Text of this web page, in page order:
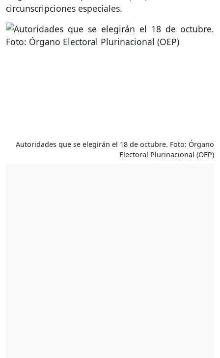
circunscripciones especiales.
Autoridades que se elegirán el 18 de octubre. Foto: Órgano
Electoral Plurinacional (OEP)